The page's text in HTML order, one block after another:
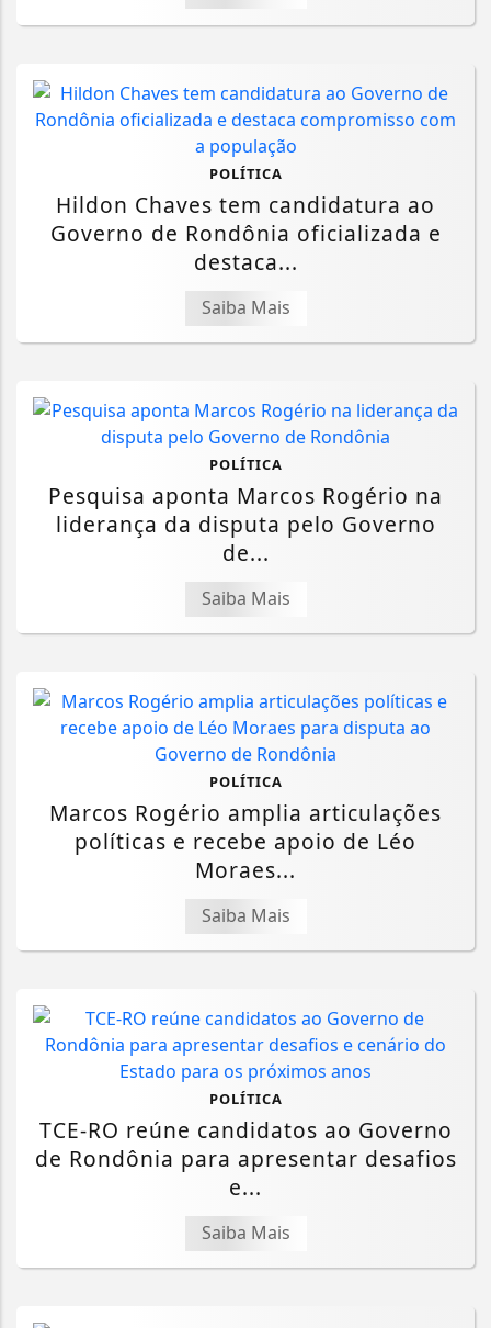
POLÍTICA
Hildon Chaves tem candidatura ao
Governo de Rondônia oficializada e
destaca...
Saiba Mais
POLÍTICA
Pesquisa aponta Marcos Rogério na
liderança da disputa pelo Governo
de...
Saiba Mais
POLÍTICA
Marcos Rogério amplia articulações
políticas e recebe apoio de Léo
Moraes...
Saiba Mais
POLÍTICA
TCE-RO reúne candidatos ao Governo
de Rondônia para apresentar desafios
e...
Saiba Mais